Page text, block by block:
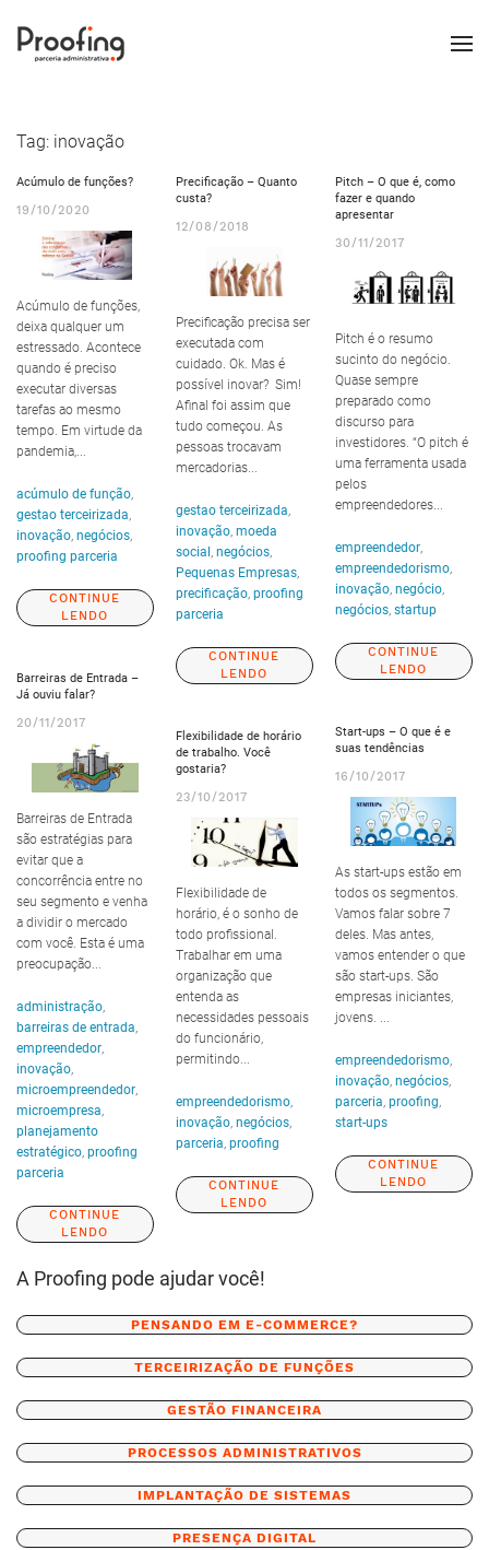
Tag: inovação
Acúmulo de funções?
19/10/2020
Acúmulo de funções,
deixa qualquer um
estressado. Acontece
quando é preciso
executar diversas
tarefas ao mesmo
tempo. Em virtude da
pandemia,...
acúmulo de função,
gestao terceirizada,
inovação, negócios,
proofing parceria
CONTINUE
LENDO
Precificação – Quanto
custa?
12/08/2018
Precificação precisa ser
executada com
cuidado. Ok. Mas é
possível inovar? Sim!
Afinal foi assim que
tudo começou. As
pessoas trocavam
mercadorias...
gestao terceirizada,
inovação, moeda
social , negócios,
Pequenas Empresas,
precificação, proofing
parceria
CONTINUE
LENDO
Pitch – O que é, como
fazer e quando
apresentar
30/11/2017
Pitch é o resumo
sucinto do negócio.
Quase sempre
preparado como
discurso para
investidores. “O pitch é
uma ferramenta usada
pelos
empreendedores...
empreendedor,
empreendedorismo,
inovação, negócio,
negócios, startup
CONTINUE
LENDO
Barreiras de Entrada –
Já ouviu falar?
20/11/2017
Barreiras de Entrada
são estratégias para
evitar que a
concorrência entre no
seu segmento e venha
a dividir o mercado
com você. Esta é uma
preocupação...
administração,
barreiras de entrada,
empreendedor,
inovação,
microempreendedor,
microempresa,
planejamento
estratégico, proofing
parceria
CONTINUE
LENDO
Flexibilidade de horário
de trabalho. Você
gostaria?
23/10/2017
Flexibilidade de
horário, é o sonho de
todo profissional.
Trabalhar em uma
organização que
entenda as
necessidades pessoais
do funcionário,
permitindo...
empreendedorismo,
inovação, negócios,
parceria, proofing
CONTINUE
LENDO
Start-ups – O que é e
suas tendências
16/10/2017
As start-ups estão em
todos os segmentos.
Vamos falar sobre 7
deles. Mas antes,
vamos entender o que
são start-ups. São
empresas iniciantes,
jovens. ...
empreendedorismo,
inovação, negócios,
parceria, proofing,
start-ups
CONTINUE
LENDO
A Proofing pode ajudar você!
PENSANDO EM E-COMMERCE?
TERCEIRIZAÇÃO DE FUNÇÕES
GESTÃO FINANCEIRA
PROCESSOS ADMINISTRATIVOS
IMPLANTAÇÃO DE SISTEMAS
PRESENÇA DIGITAL